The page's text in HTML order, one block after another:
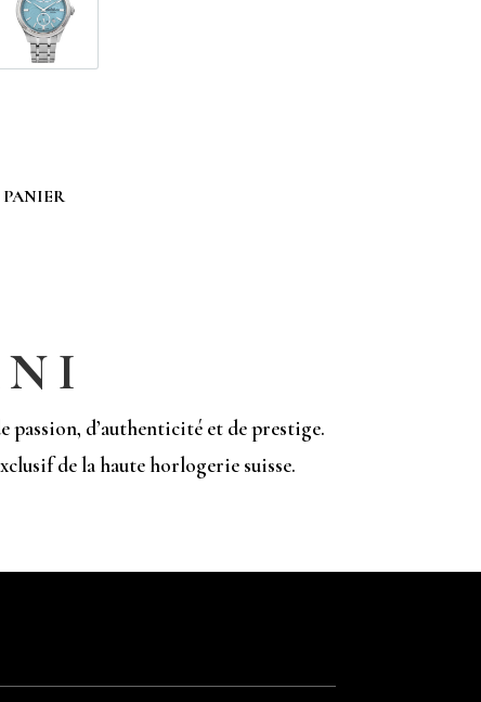
9 GORA599-SS-9A
passion, d’authenticité et de prestige.
de la haute horlogerie suisse.